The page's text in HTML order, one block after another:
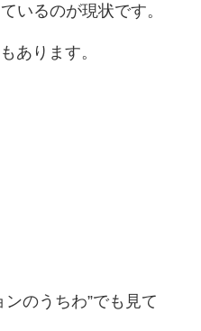
いるのが現状です。
あります。
のうちわ”でも見て